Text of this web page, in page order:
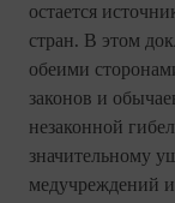
остается
стран. В этом
обеими
законов и
незаконной
значительному
медучреждений